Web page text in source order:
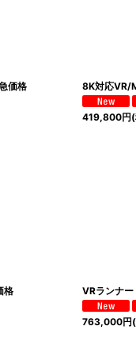
価格 8K対応VR/
419,800円
格 VRランナ
763,000円